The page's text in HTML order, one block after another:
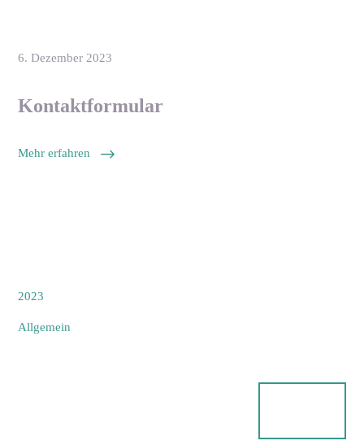
6. Dezember 2023
Kontaktformular
Mehr erfahren
2023
Allgemein